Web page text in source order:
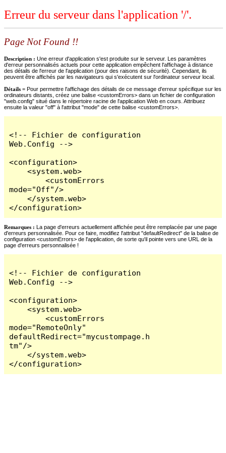
Erreur du serveur dans l'application '/'.
Page Not Found !!
Description : Une erreur d'application s'est produite sur le serveur. Les paramètres
d'erreur personnalisés actuels pour cette application empêchent l'affichage à distance
des détails de l'erreur de l'application (pour des raisons de sécurité). Cependant, ils
peuvent être affichés par les navigateurs qui s'exécutent sur l'ordinateur serveur local.
Détails = Pour permettre l'affichage des détails de ce message d'erreur spécifique sur les
ordinateurs distants, créez une balise <customErrors> dans un fichier de configuration
"web.config" situé dans le répertoire racine de l'application Web en cours. Attribuez
ensuite la valeur "off" à l'attribut "mode" de cette balise <customErrors>.
<!-- Fichier de configuration
Web.Config -->
<configuration>
    <system.web>
        <customErrors
mode="Off"/>
    </system.web>
</configuration>
Remarques : La page d'erreurs actuellement affichée peut être remplacée par une page
d'erreurs personnalisée. Pour ce faire, modifiez l'attribut "defaultRedirect" de la balise de
configuration <customErrors> de l'application, de sorte qu'il pointe vers une URL de la
page d'erreurs personnalisée !
<!-- Fichier de configuration
Web.Config -->
<configuration>
    <system.web>
        <customErrors
mode="RemoteOnly"
defaultRedirect="mycustompage.h
tm"/>
    </system.web>
</configuration>